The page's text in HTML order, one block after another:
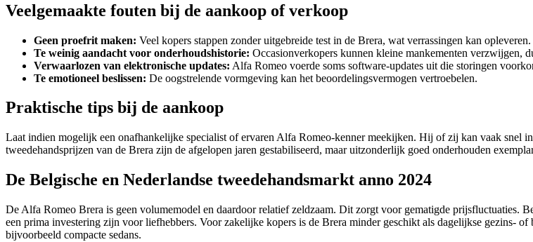
Veelgemaakte fouten bij de aankoop of verkoop
Geen proefrit maken: Veel kopers stappen zonder uitgebreide test in de Brera, wat verrassingen kan opleveren.
Te weinig aandacht voor onderhoudshistorie: Occasionverkopers kunnen kleine mankementen verzwijgen,
Verwaarlozen van elektronische updates: Alfa Romeo voerde soms software-updates uit die storingen
Te emotioneel beslissen: De oogstrelende vormgeving kan het beoordelingsvermogen vertroebelen.
Praktische tips bij de aankoop
Laat indien mogelijk een onafhankelijke specialist of ervaren Alfa Romeo-kenner meekijken. Hij of zij kan vaak snel
tweedehandsprijzen van de Brera zijn de afgelopen jaren gestabiliseerd, maar uitzonderlijk goed onderhouden
De Belgische en Nederlandse tweedehandsmarkt anno 2024
De Alfa Romeo Brera is geen volumemodel en daardoor relatief zeldzaam. Dit zorgt voor gematigde prijsfluctuaties.
een prima investering zijn voor liefhebbers. Voor zakelijke kopers is de Brera minder geschikt als dagelijkse gezins-
bijvoorbeeld compacte sedans.